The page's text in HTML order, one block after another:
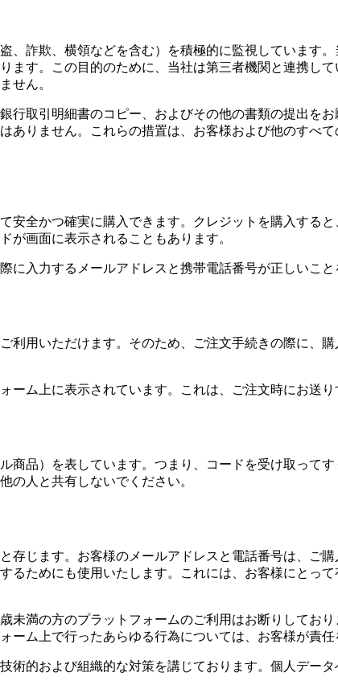
、詐欺、横領などを含む）を積極的に監視しています
ます。この目的のために、当社は第三者機関と連携し
せん。
行取引明細書のコピー、およびその他の書類の提出を
ありません。これらの措置は、お客様および他のすべ
安全かつ確実に購入できます。クレジットを購入する
が画面に表示されることもあります。
に入力するメールアドレスと携帯電話番号が正しいこと
利用いただけます。そのため、ご注文手続きの際に、
ーム上に表示されています。これは、ご注文時にお送り
商品）を表しています。つまり、コードを受け取って
の人と共有しないでください。
存じます。お客様のメールアドレスと電話番号は、ご
るためにも使用いたします。これには、お客様にとっ
未満の方のプラットフォームのご利用はお断りしてお
ーム上で行ったあらゆる行為については、お客様が責任
術的および組織的な対策を講じております。個人デー